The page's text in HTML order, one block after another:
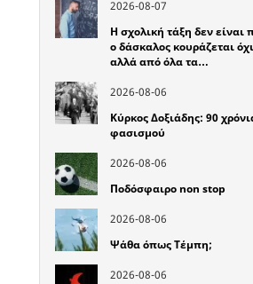
2026-08-07
Η σχολική τάξη δεν είναι
ο δάσκαλος κουράζεται
αλλά από όλα τα…
2026-08-06
Κύρκος Δοξιάδης: 90
φασισμού
2026-08-06
Ποδόσφαιρο non stop
2026-08-06
Ψάθα όπως Τέμπη;
2026-08-06